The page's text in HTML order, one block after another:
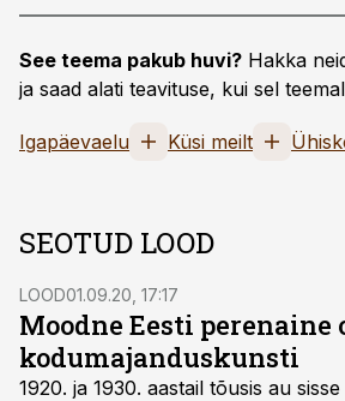
See teema pakub huvi? Hakka
ja saad alati teavituse, kui sel
Igapäevaelu Küsi meilt
SEOTUD LOOD
LOOD01.09.20, 17:17
Moodne Eesti perenaine
kodumajanduskunsti
1920. ja 1930. aastail tõusis au